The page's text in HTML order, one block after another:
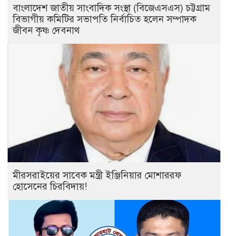
বাংলাদেশ জাতীয় সাংবাদিক সংস্থা (বিজেএসএস) চট্টগ্রাম
বিভাগীয় কমিটির সভাপতি নির্বাচিত হলেন সম্পাদক
জীবন কৃষ্ণ দেবনাথ
মীরসরাইয়ের সাবেক মন্ত্রী ইঞ্জিনিয়ার মোশাররফ
হোসেনের চিরবিদায়!